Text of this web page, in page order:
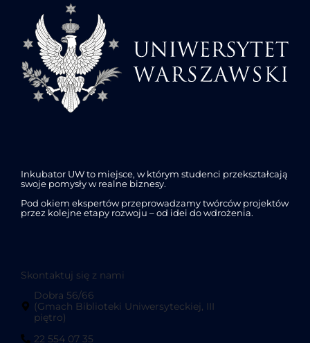
Inkubator UW to miejsce, w którym studenci przekształcają
swoje pomysły w realne biznesy.
Pod okiem ekspertów przeprowadzamy twórców projektów
przez kolejne etapy rozwoju – od idei do wdrożenia.
Skontaktuj się z nami
Dobra 56/66
(Gmach Biblioteki Uniwersyteckiej, III
piętro)
22 554 07 35